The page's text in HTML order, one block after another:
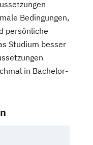
Bedingungen,
persönliche
Studium besser
in Bachelor-